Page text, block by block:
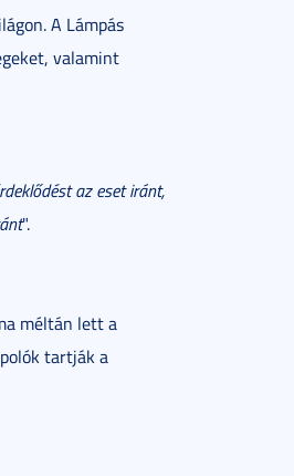
A Lámpás
valamint
az eset iránt,
".
méltán lett a
tartják a